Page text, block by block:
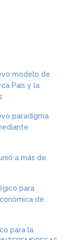
modelo de
País y la
paradigma
a más de
para
de
para la